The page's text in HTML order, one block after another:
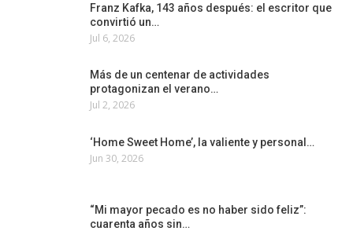
Franz Kafka, 143 años después: el escritor que
convirtió un…
Jul 6, 2026
Más de un centenar de actividades
protagonizan el verano…
Jul 2, 2026
‘Home Sweet Home’, la valiente y personal…
Jun 30, 2026
“Mi mayor pecado es no haber sido feliz”:
cuarenta años sin…